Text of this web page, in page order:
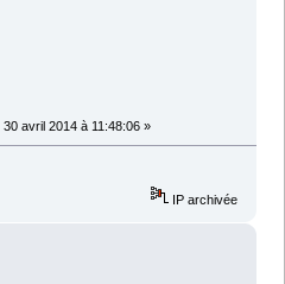
30 avril 2014 à 11:48:06 »
IP archivée